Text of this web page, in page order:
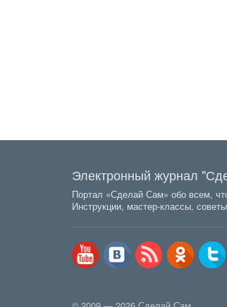
Электронный журнал
Портал «Сделай Сам» обо всем,
Инструкции, мастер-классы,